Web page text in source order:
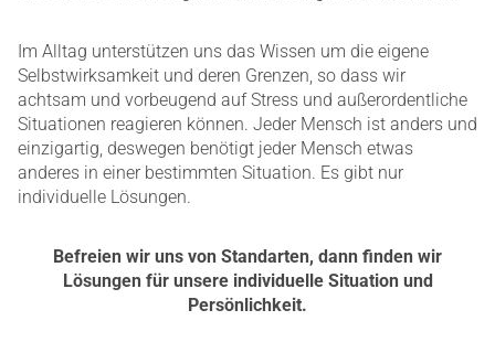
Im Alltag unterstützen uns das Wissen um die eigene
Selbstwirksamkeit und deren Grenzen, so dass wir
achtsam und vorbeugend auf Stress und außerordentliche
Situationen reagieren können. Jeder Mensch ist anders und
einzigartig, deswegen benötigt jeder Mensch etwas
anderes in einer bestimmten Situation. Es gibt nur
individuelle Lösungen.
Befreien wir uns von Standarten, dann finden wir
Lösungen für unsere individuelle Situation und
Persönlichkeit.